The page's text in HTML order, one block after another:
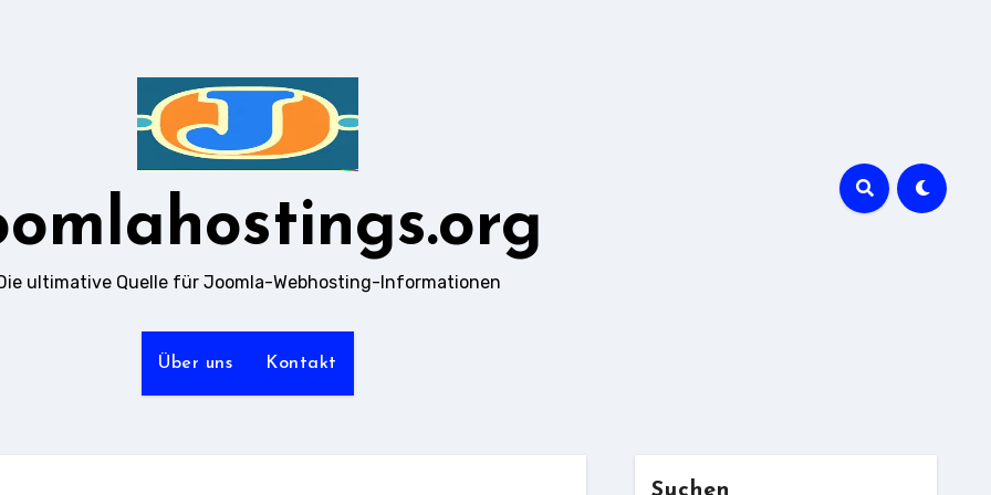
ultimative Quelle für Joomla-Webhosting-Informationen
Über uns Kontakt
Suchen